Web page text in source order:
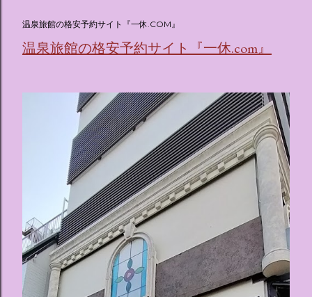
はなく、2026年7月15日から東京・新宿でスタートする サン
リオキャラクターズの体験型・没入型展示イベント の名称で
陸となります。 まるで本当にラグジュアリーホテルにチェッ
クインしてルームツアーを楽しむような、特別な空間が演出
されています。その魅力をいくつかのかたまりに分けてご紹
介します。 🔑 1. コンセプトは「サンリオキャラが考える夢
のホテル」 デジタルメディア技術で世界的に知られるクリエ
イティブプロダクション「d'strict」が手掛けており、五感を
刺激する美しいデジタルアートとストーリー性の高い全11の
テーマブースで構成されています。 チェックインからスター
ト ：ピンクを基調とした華やかなエントランスロビーでルー
ムキーを受け取り、まるでホテルに滞在するかのような没入
感を味わいながら進んでいきます。ロビーではお花をまとっ
たポムポムプリンが出迎えてくれます。 幻想的な共有スペー
ス ：きらめく光に満ちたガーデンや、美しいボールルーム
温泉旅館の格安予約サイト『一休.COM』
温泉旅館の格安予約サイト『一休.com』